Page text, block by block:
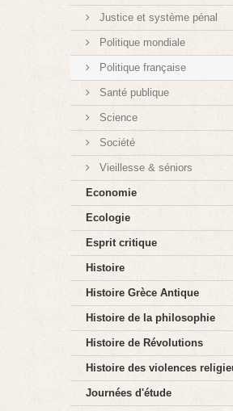
Justice et système pénal
Politique mondiale
Politique française
Santé publique
Science
Société
Vieillesse & séniors
Economie
Ecologie
Esprit critique
Histoire
Histoire Grèce Antique
Histoire de la philosophie
Histoire de Révolutions
Histoire des violences
Journées d'étude